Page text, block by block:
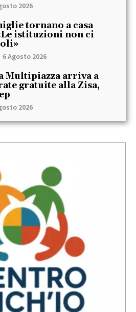
2026
tornano a casa
istituzioni non ci
6 Agosto 2026
Multipiazza arriva a
gratuite alla Zisa,
2026